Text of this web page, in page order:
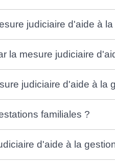
judiciaire d'aide à
la mesure judiciaire
judiciaire d'aide à la
familiales ?
d'aide à la